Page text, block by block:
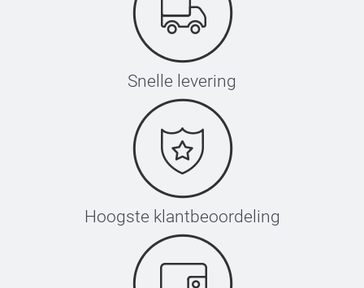
Snelle levering
Hoogste klantbeoordeling